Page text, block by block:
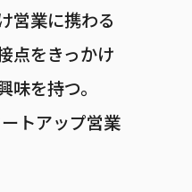
営業に携わる
点をきっかけ
を持つ。
トアップ営業